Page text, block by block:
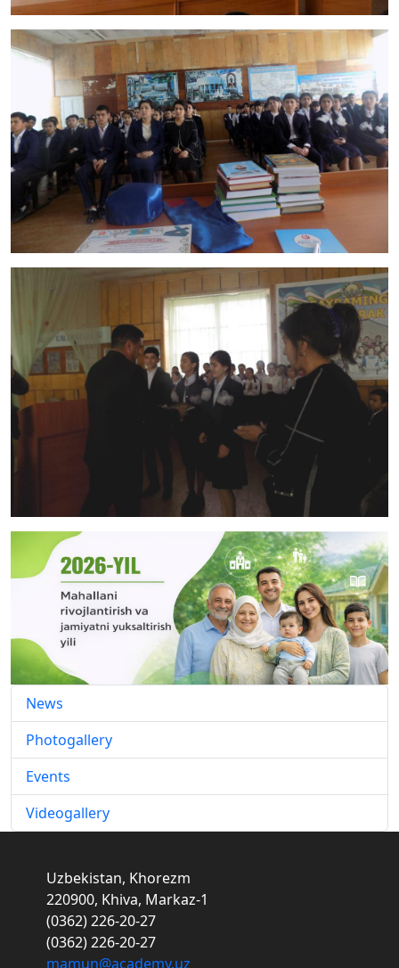
News
Photogallery
Events
Videogallery
Uzbekistan, Khorezm
220900, Khiva, Markaz-1
(0362) 226-20-27
(0362) 226-20-27
mamun@academy.uz